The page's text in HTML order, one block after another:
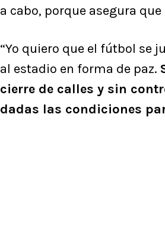
a cabo, porque asegura
“Yo quiero que el fútbol se
al estadio en forma de paz.
cierre de calles y sin
dadas las condiciones